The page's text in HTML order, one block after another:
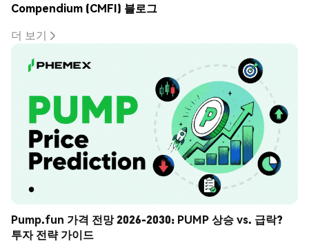
Compendium (CMFI) 블로그
더 보기
Pump.fun 가격 전망 2026-2030: PUMP 상승 vs. 급락?
투자 전략 가이드